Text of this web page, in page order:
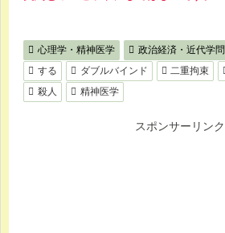
心理学・精神医学 政治経済・近代学問
する
ダブルバインド 二重拘束
殺人
精神医学
スポンサーリンク